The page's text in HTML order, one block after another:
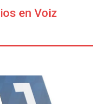
en Voiz